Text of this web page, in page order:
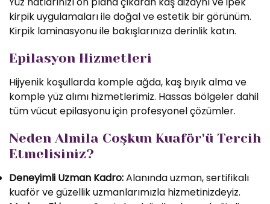
kirpik uygulamaları ile doğal ve estetik bir görünüm.
Kirpik laminasyonu ile bakışlarınıza derinlik katın.
Epilasyon Hizmetleri
Hijyenik koşullarda komple ağda, kaş bıyık alma ve
komple yüz alımı hizmetlerimiz. Hassas bölgeler dahil
tüm vücut epilasyonu için profesyonel çözümler.
Neden Almila Coşkun Kuaför'ü Tercih
Etmelisiniz?
Deneyimli Uzman Kadro:Alanında uzman, sertifikalı
kuaför ve güzellik uzmanlarımızla hizmetinizdeyiz.